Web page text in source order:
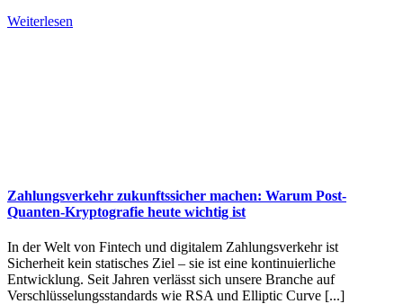
Weiterlesen
Zahlungsverkehr zukunftssicher machen: Warum Post-
Quanten-Kryptografie heute wichtig ist
In der Welt von Fintech und digitalem Zahlungsverkehr ist
Sicherheit kein statisches Ziel – sie ist eine kontinuierliche
Entwicklung. Seit Jahren verlässt sich unsere Branche auf
Verschlüsselungsstandards wie RSA und Elliptic Curve [...]